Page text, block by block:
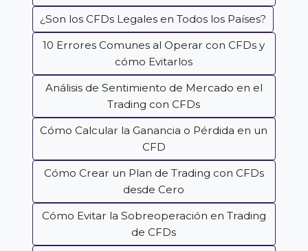
¿Son los CFDs Legales en Todos los Países?
10 Errores Comunes al Operar con CFDs y
cómo Evitarlos
Análisis de Sentimiento de Mercado en el
Trading con CFDs
Cómo Calcular la Ganancia o Pérdida en un
CFD
Cómo Crear un Plan de Trading con CFDs
desde Cero
Cómo Evitar la Sobreoperación en Trading
de CFDs